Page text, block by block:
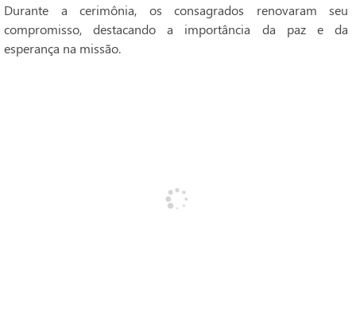
Durante a cerimônia, os consagrados renovaram seu
compromisso, destacando a importância da paz e da
esperança na missão.